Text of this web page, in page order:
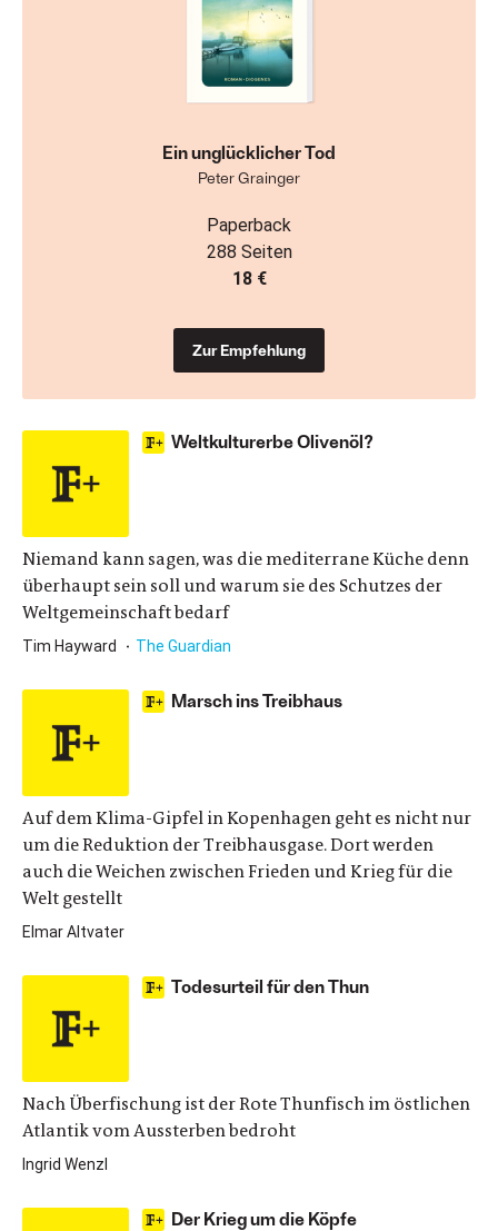
Weltkulturerbe Olivenöl?
Niemand kann sagen, was die mediterrane Küche denn
überhaupt sein soll und warum sie des Schutzes der
Weltgemeinschaft bedarf
Tim Hayward The Guardian
Marsch ins Treibhaus
Auf dem Klima-Gipfel in ­Kopenhagen geht es nicht nur
um die Reduktion der Treibhausgase. Dort werden
auch die Weichen zwischen Frieden und Krieg für die
Welt gestellt
Elmar Altvater
Todesurteil für den Thun
Nach Überfischung ist der Rote Thunfisch im östlichen
Atlantik vom Aussterben bedroht
Ingrid Wenzl
Der Krieg um die Köpfe
Ein unglücklicher Tod
Peter Grainger
Paperback
288 Seiten
18 €
Zur Empfehlung